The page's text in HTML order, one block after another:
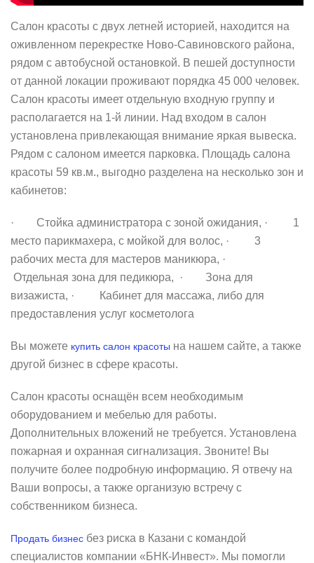
Салон красоты с двух летней историей, находится на
оживленном перекрестке Ново-Савиновского района,
рядом с автобусной остановкой. В пешей доступности
от данной локации проживают порядка 45 000 человек.
Салон красоты имеет отдельную входную группу и
располагается на 1-й линии. Над входом в салон
установлена привлекающая внимание яркая вывеска.
Рядом с салоном имеется парковка. Площадь салона
красоты 59 кв.м., выгодно разделена на несколько зон и
кабинетов:
· Стойка администратора с зоной ожидания, · 1
место парикмахера, с мойкой для волос, · 3
рабочих места для мастеров маникюра, ·
Отдельная зона для педикюра, · Зона для
визажиста, · Кабинет для массажа, либо для
предоставления услуг косметолога
Вы можете купить салон красоты на нашем сайте, а также
другой бизнес в сфере красоты.
Салон красоты оснащён всем необходимым
оборудованием и мебелью для работы.
Дополнительных вложений не требуется. Установлена
пожарная и охранная сигнализация. Звоните! Вы
получите более подробную информацию. Я отвечу на
Ваши вопросы, а также организую встречу с
собственником бизнеса.
Продать бизнес без риска в Казани с командой
специалистов компании «БНК-Инвест». Мы помогли